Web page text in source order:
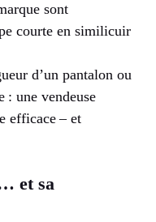
sont
courte en similicuir
d’un pantalon ou
: une vendeuse
efficace – et
et sa